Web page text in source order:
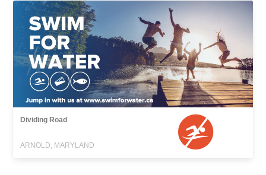
Dividing Road
ARNOLD, MARYLAND